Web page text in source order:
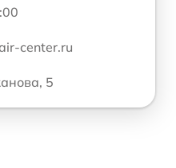
center.ru
5